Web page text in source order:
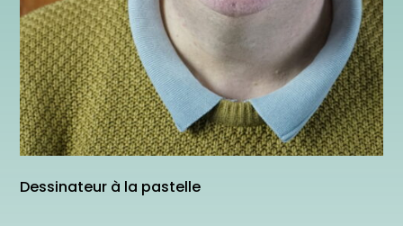
Dessinateur à la pastelle